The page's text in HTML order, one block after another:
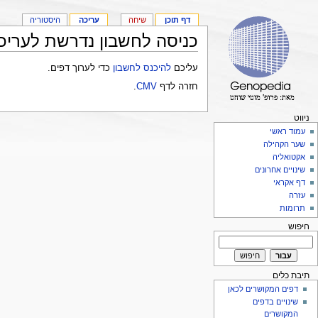
כניסה לחשבון נדרשת
עליכם להיכנס לחשבון כדי לערוך דפים.
חזרה לדף CMV
.
דף תוכן שיחה עריכה היסטוריה
ניווט
עמוד ראשי
שער הקהילה
אקטואליה
שינויים אחרונים
דף אקראי
עזרה
תרומות
חיפוש
תיבת כלים
דפים המקושרים לכאן
שינויים בדפים
המקושרים